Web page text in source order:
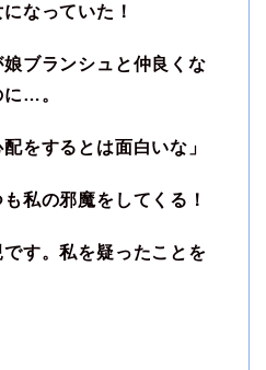
なっていた！
ブランシュと仲良くな
に…。
をするとは面白いな」
私の邪魔をしてくる！
です。私を疑ったことを